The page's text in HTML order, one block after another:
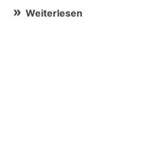
Weiterlesen